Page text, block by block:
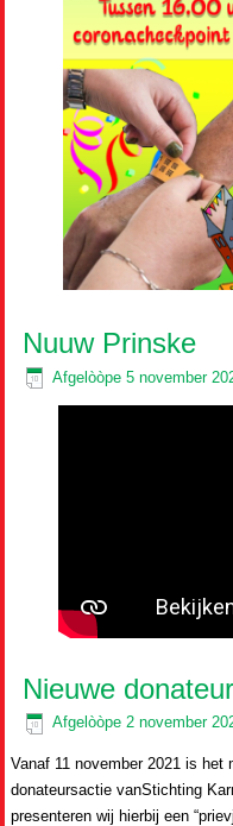
Nuuw Prinske
Afgelòòpe 5 november
Nieuwe
Afgelòòpe 2 november
Vanaf 11 november 2021 is het
donateursactie vanStichting
presenteren wij hierbij een